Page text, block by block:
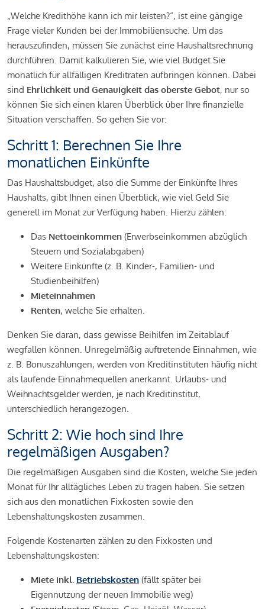
„Welche Kredithöhe kann ich mir leisten?“, ist eine gängige
Frage vieler Kunden bei der Immobiliensuche. Um das
herauszufinden, müssen Sie zunächst eine Haushaltsrechnung
durchführen. Damit kalkulieren Sie, wie viel Budget Sie
monatlich für allfälligen Kreditraten aufbringen können. Dabei
sind Ehrlichkeit und Genauigkeit das oberste Gebot, nur so
können Sie sich einen klaren Überblick über Ihre finanzielle
Situation verschaffen. So gehen Sie vor:
Schritt 1: Berechnen Sie Ihre
monatlichen Einkünfte
Das Haushaltsbudget, also die Summe der Einkünfte Ihres
Haushalts, gibt Ihnen einen Überblick, wie viel Geld Sie
generell im Monat zur Verfügung haben. Hierzu zählen:
Das Nettoeinkommen (Erwerbseinkommen abzüglich
Steuern und Sozialabgaben)
Weitere Einkünfte (z. B. Kinder-, Familien- und
Studienbeihilfen)
Mieteinnahmen
Renten, welche Sie erhalten.
Denken Sie daran, dass gewisse Beihilfen im Zeitablauf
wegfallen können. Unregelmäßig auftretende Einnahmen, wie
z. B. Bonuszahlungen, werden von Kreditinstituten häufig nicht
als laufende Einnahmequellen anerkannt. Urlaubs- und
Weihnachtsgelder werden, je nach Kreditinstitut,
unterschiedlich herangezogen.
Schritt 2: Wie hoch sind Ihre
regelmäßigen Ausgaben?
Die regelmäßigen Ausgaben sind die Kosten, welche Sie jeden
Monat für Ihr alltägliches Leben zu tragen haben. Sie setzen
sich aus den monatlichen Fixkosten sowie den
Lebenshaltungskosten zusammen.
Folgende Kostenarten zählen zu den Fixkosten und
Lebenshaltungskosten:
Miete inkl. Betriebskosten (fällt später bei
Eigennutzung der neuen Immobilie weg)